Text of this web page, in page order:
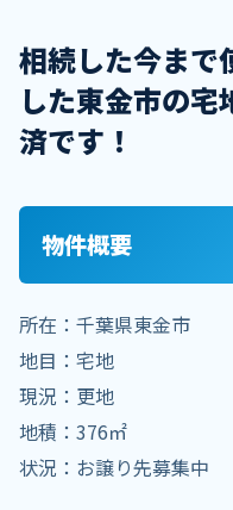
相続した今まで
した東金市の
済です！
物件概要
所在：千葉県東金市
地目：宅地
現況：更地
地積：376㎡
状況：お譲り先募集中